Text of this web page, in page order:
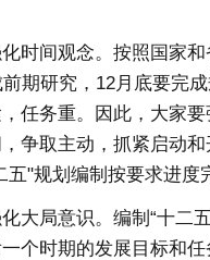
间观念。按照国家和
期研究，12月底要完
任务重。因此，大家
争取主动，抓紧启动和
"规划编制按要求进度
局意识。编制“十二五
一个时期的发展目标和